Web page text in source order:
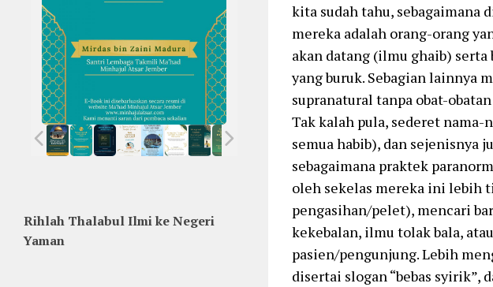
kita sudah tahu, sebagaimana
mereka adalah orang-orang
akan datang (ilmu ghaib)
yang buruk. Sebagian lainnya
supranatural tanpa obat-
Tak kalah pula, sederet nama-
semua habib), dan sejenisnya
sebagaimana praktek
oleh sekelas mereka ini lebih
pengasihan/pelet), mencari
kekebalan, ilmu tolak bala,
pasien/pengunjung. Lebih
disertai slogan “bebas syirik”,
Rihlah Thalabul Ilmi ke Negeri
Yaman